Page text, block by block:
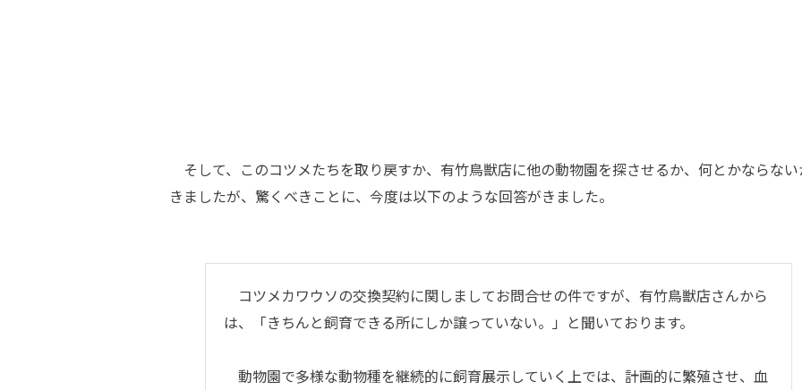
そして、このコツメたちを取り戻すか、有竹鳥獣店に他の動物園を探させるか、何とかならな
きましたが、驚くべきことに、今度は以下のような回答がきました。
コツメカワウソの交換契約に関しましてお問合せの件ですが、有竹鳥獣店さんから
は、「きちんと飼育できる所にしか譲っていない。」と聞いております。
動物園で多様な動物種を継続的に飼育展示していく上では、計画的に繁殖させ、血